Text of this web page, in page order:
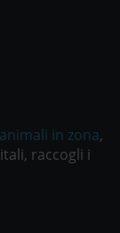
in zona,
raccogli i